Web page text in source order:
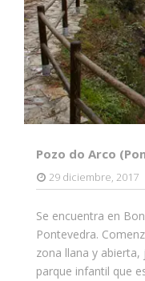
Pozo do Arco
29 diciembre, 2017
Se encuentra en
Pontevedra.
zona llana y
parque infantil que